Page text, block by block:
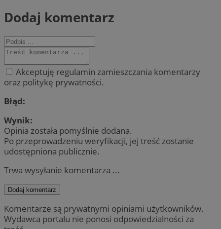
Dodaj komentarz
Akceptuję regulamin zamieszczania komentarzy
oraz politykę prywatności.
Błąd:
Wynik:
Opinia została pomyślnie dodana.
Po przeprowadzeniu weryfikacji, jej treść zostanie
udostępniona publicznie.
Trwa wysyłanie komentarza ...
Dodaj komentarz
Komentarze są prywatnymi opiniami użytkowników.
Wydawca portalu nie ponosi odpowiedzialności za